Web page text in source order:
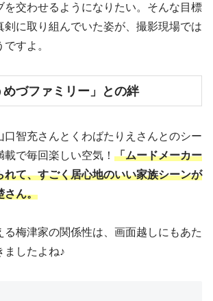
を交わせるようになりたい。そんな目標
剣に取り組んでいた姿が、撮影現場では
すよ。
づファミリー」との絆
口智充さんとくわばたりえさんとのシー
で毎回楽しい空気！ 「ムードメーカー
れて、すごく居心地のいい家族シーンが
さん。
る梅津家の関係性は、画面越しにもあた
ましたよね♪